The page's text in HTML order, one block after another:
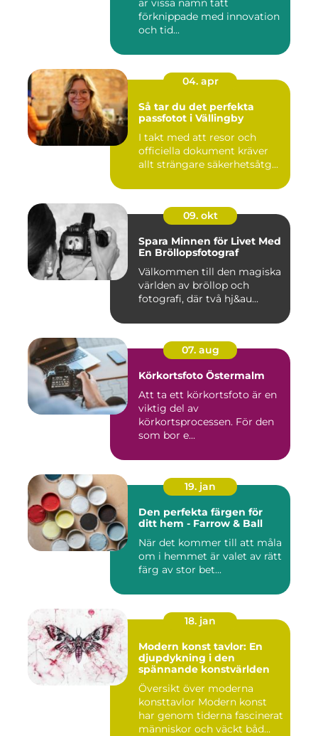
förknippade med innovation
och tid...
04. apr
Så tar du det perfekta
passfotot i Vällingby
I takt med att resor och
officiella dokument kräver
allt strängare säkerhetsåtg...
09. okt
Spara Minnen för Livet Med
En Bröllopsfotograf
Välkommen till den magiska
världen av bröllop och
fotografi, där två hj&au...
07. aug
Körkortsfoto Östermalm
Att ta ett körkortsfoto är en
viktig del av
körkortsprocessen. För den
som bor e...
19. jan
Den perfekta färgen för
ditt hem - Farrow & Ball
När det kommer till att måla
om i hemmet är valet av rätt
färg av stor bet...
18. jan
Modern konst tavlor: En
djupdykning i den
spännande konstvärlden
Översikt över moderna
konsttavlor Modern konst
har genom tiderna fascinerat
människor och väckt båd...